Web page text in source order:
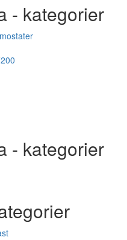
- kategorier
- kategorier